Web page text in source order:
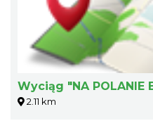
Wyciąg "NA POLANIE
2.11 km